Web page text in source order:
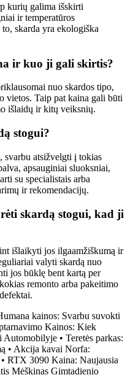
kurių galima išskirti
ir temperatūros
skarda yra ekologiška
ir kuo ji gali skirtis?
nuo skardos tipo,
vietos. Taip pat kaina gali būti
išlaidų ir kitų veiksnių.
stogui?
svarbu atsižvelgti į tokias
apsauginiai sluoksniai,
su specialistais arba
ir rekomendacijų.
skardą stogui, kad ji
išlaikyti jos ilgaamžiškumą ir
valyti skardą nuo
jos būklę bent kartą per
remonto arba pakeitimo
kainos: Svarbu suvokti
Kainos: Kiek
Automobilyje • Teretės parkas:
• Akcija kavai Norfa:
• RTX 3090 Kaina: Naujausia
Mėškinas Gimtadienio